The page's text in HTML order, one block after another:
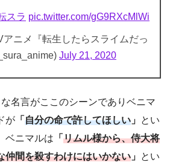
スラ pic.twitter.com/gG9RXcMlWi
ニメ『転生したらスライムだっ
July 21, 2020
名言がここのシーンでありベニマ
が 「 自分の命で許してほしい 」 とい
ベニマルは 「 リムル様から、侍大将
仲間を殺すわけにはいかない 」 とい